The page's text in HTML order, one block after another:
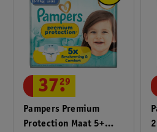
Pampers Premium
Protection Maat 5+
37.
29